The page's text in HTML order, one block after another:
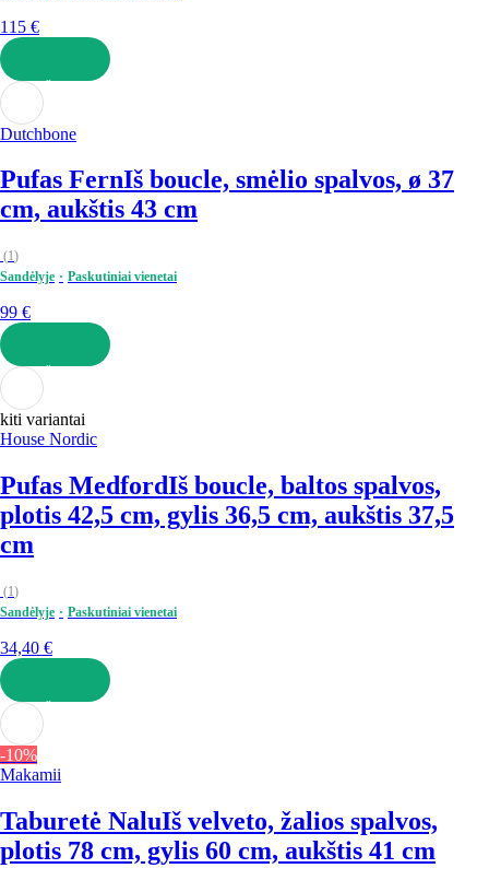
115 €
Į KREPŠELĮ
Dutchbone
Pufas FernIš boucle, smėlio spalvos, ø 37
cm, aukštis 43 cm
(1)
Sandėlyje
Paskutiniai vienetai
99 €
Į KREPŠELĮ
kiti variantai
House Nordic
Pufas MedfordIš boucle, baltos spalvos,
plotis 42,5 cm, gylis 36,5 cm, aukštis 37,5
cm
(1)
Sandėlyje
Paskutiniai vienetai
34,40 €
Į KREPŠELĮ
-10%
Makamii
Taburetė NaluIš velveto, žalios spalvos,
plotis 78 cm, gylis 60 cm, aukštis 41 cm